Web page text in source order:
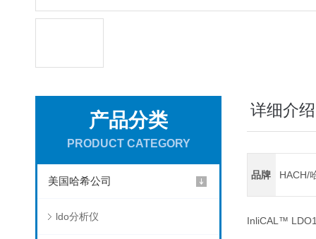
产品分类
PRODUCT CATEGORY
美国哈希公司
ldo分析仪
详细介绍
品牌 HACH/
InliCAL™